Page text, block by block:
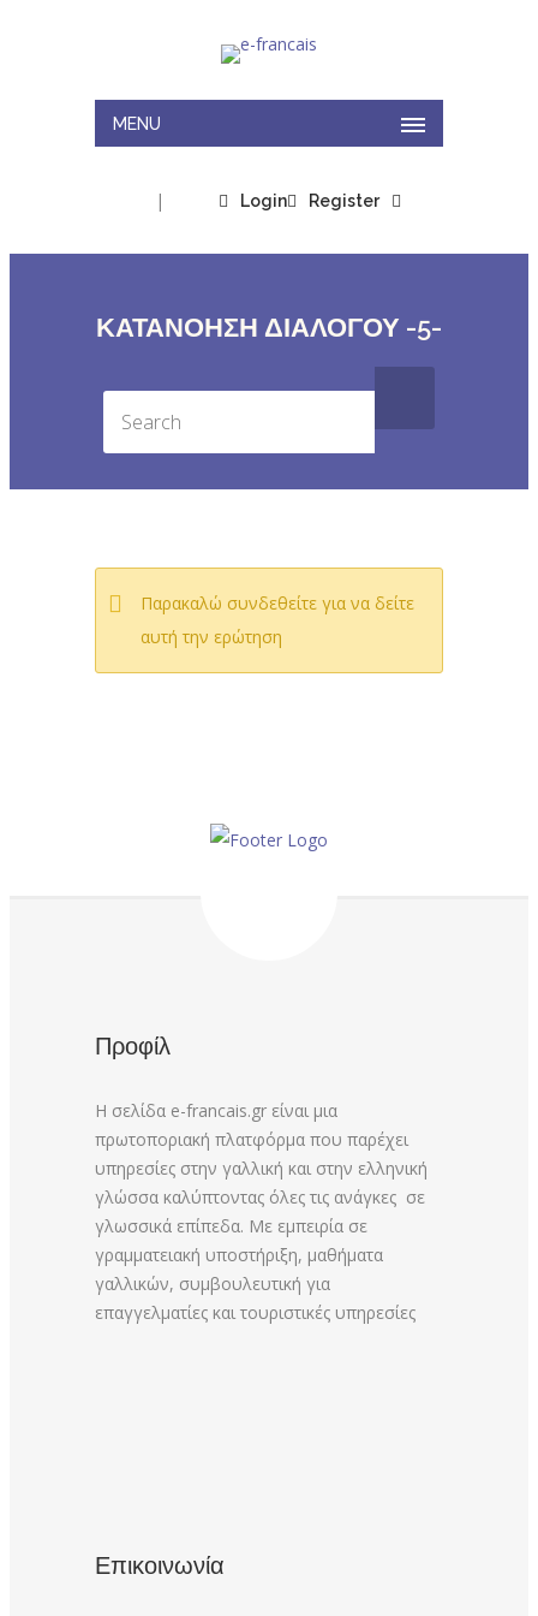
MENU
Login
| Register
ΚΑΤΑΝΟΗΣΗ ΔΙΑΛΟΓΟΥ -5-
Παρακαλώ συνδεθείτε για να δείτε
αυτή την ερώτηση
Προφίλ
Η σελίδα e-francais.gr είναι μια
πρωτοποριακή πλατφόρμα που παρέχει
υπηρεσίες στην γαλλική και στην ελληνική
γλώσσα καλύπτοντας όλες τις ανάγκες σε
γλωσσικά επίπεδα. Με εμπειρία σε
γραμματειακή υποστήριξη, μαθήματα
γαλλικών, συμβουλευτική για
επαγγελματίες και τουριστικές υπηρεσίες
Επικοινωνία